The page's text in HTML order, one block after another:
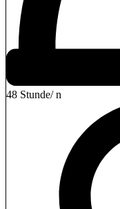
48 Stunde/ n